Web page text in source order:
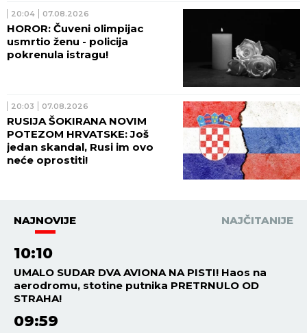
20:04 07.08.2026
HOROR: Čuveni olimpijac
usmrtio ženu - policija
pokrenula istragu!
20:03 07.08.2026
RUSIJA ŠOKIRANA NOVIM
POTEZOM HRVATSKE: Još
jedan skandal, Rusi im ovo
neće oprostiti!
NAJNOVIJE NAJČITANIJE
10:10
UMALO SUDAR DVA AVIONA NA PISTI! Haos na
aerodromu, stotine putnika PRETRNULO OD
STRAHA!
09:59